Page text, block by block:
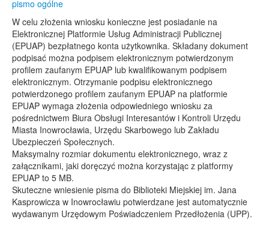
pismo ogólne
W celu złożenia wniosku konieczne jest posiadanie na
Elektronicznej Platformie Usług Administracji Publicznej
(EPUAP) bezpłatnego konta użytkownika. Składany dokument
podpisać można podpisem elektronicznym potwierdzonym
profilem zaufanym EPUAP lub kwalifikowanym podpisem
elektronicznym. Otrzymanie podpisu elektronicznego
potwierdzonego profilem zaufanym EPUAP na platformie
EPUAP wymaga złożenia odpowiedniego wniosku za
pośrednictwem Biura Obsługi Interesantów i Kontroli Urzędu
Miasta Inowrocławia, Urzędu Skarbowego lub Zakładu
Ubezpieczeń Społecznych.
Maksymalny rozmiar dokumentu elektronicznego, wraz z
załącznikami, jaki doręczyć można korzystając z platformy
EPUAP to 5 MB.
Skuteczne wniesienie pisma do Biblioteki Miejskiej im. Jana
Kasprowicza w Inowrocławiu potwierdzane jest automatycznie
wydawanym Urzędowym Poświadczeniem Przedłożenia (UPP).